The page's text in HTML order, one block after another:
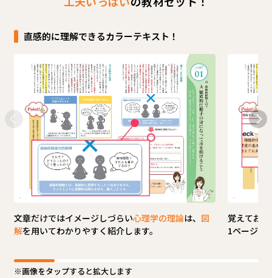
直感的に理解できるカラーテキスト！
文章だけではイメージしづらい心理学の理論は、 図
解を用いてわかりやすく紹介します。
覚えてお
1ページご
画像をタップすると拡大します